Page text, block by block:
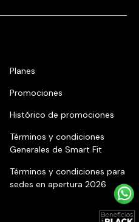
Planes
Promociones
Histórico de promociones
Términos y condiciones
Generales de Smart Fit
Términos y condiciones para
sedes en apertura 2026